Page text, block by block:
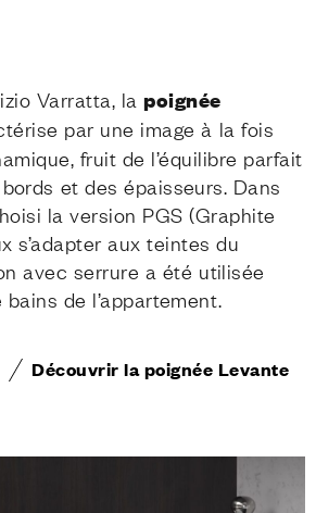
Varratta, lapoignée
par une image à la fois
fruit de l’équilibre parfait
et des épaisseurs. Dans
la version PGS (Graphite
s’adapter aux teintes du
avec serrure a été utilisée
de l’appartement.
Découvrir la poignée Levante